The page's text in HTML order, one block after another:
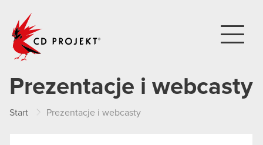
Prezentacje i webcasty
Start Prezentacje i webcasty